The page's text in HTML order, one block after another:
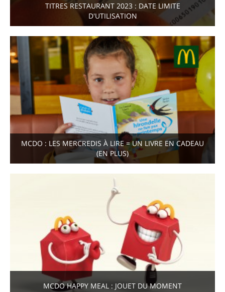
TITRES RESTAURANT 2023 : DATE LIMITE
D'UTILISATION
MCDO : LES MERCREDIS À LIRE = UN LIVRE EN CADEAU
(EN PLUS)
MCDO HAPPY MEAL : JOUET DU MOMENT